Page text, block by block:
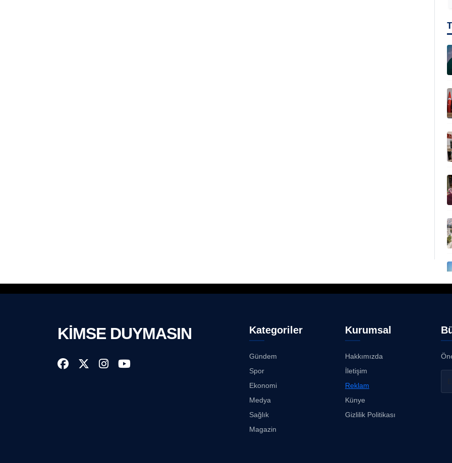
KİMSE DUYMASIN Kategoriler
Gündem
Spor
Ekonomi
Medya
Sağlık
Magazin
Kurumsal
Hakkımızda
İletişim
Reklam
Künye
Gizlilik Politikası